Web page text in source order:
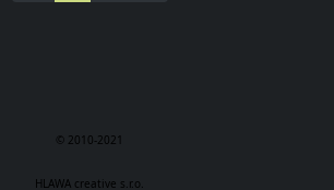
© 2010-2021
HLAWA creative s.r.o.